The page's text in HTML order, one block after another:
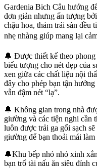
Gardenia Bich Câu hướng
đơn giản nhưng ấn tượng
chậu hoa, thảm trải sàn đều
nhẹ nhàng giúp mang lại
🔔 Được thiết kế theo
biểu tượng cho nét đẹp của
xen giữa các chất liệu nội
đây cho phép bạn tận
vẫn đậm nét “lạ”.
🔔 Không gian trong nhà
giường và các tiện nghi cần
luôn được trải ga gối sạch
giường để bạn thoải mái
🔔Khu bếp nhỏ nhỏ xinh
bạn trổ tài nấu ăn siêu đỉnh